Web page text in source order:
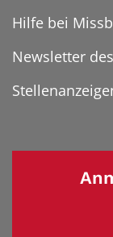
Hilfe bei
Newsletter